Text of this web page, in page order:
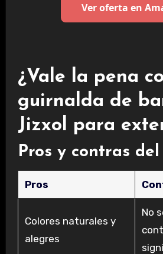
Ver oferta en
¿Vale la pena
guirnalda de
Jizxol para
Pros y contras
Pros
Colores naturales y
alegres
No